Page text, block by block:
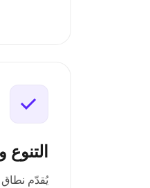
التنوع